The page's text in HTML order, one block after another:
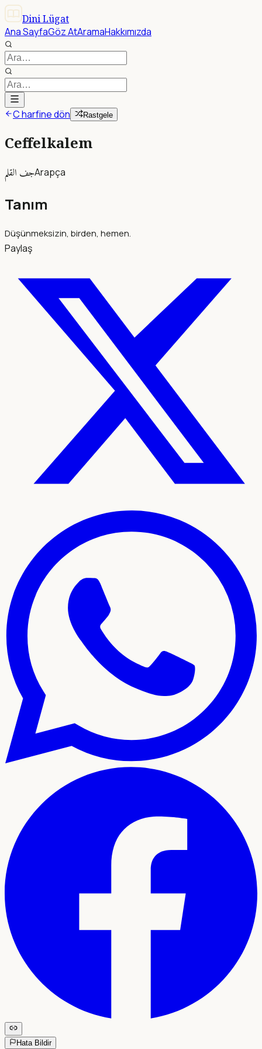
Dini Lügat
Ana SayfaGöz AtAramaHakkımızda
C harfine dön Rastgele
Ceffelkalem
جف القلمArapça
Tanım
Düşünmeksizin, birden, hemen.
Paylaş
Hata Bildir